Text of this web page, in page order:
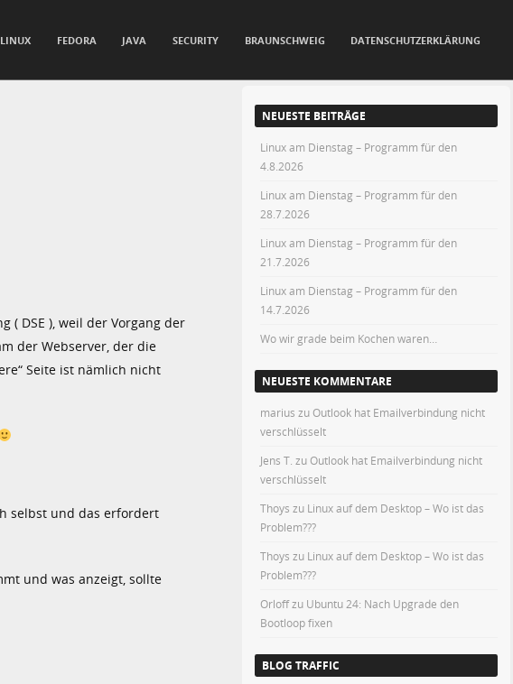
LINUX FEDORA JAVA SECURITY BRAUNSCHWEIG DATENSCHUTZERKLÄRUNG
( DSE ), weil der Vorgang der
der Webserver, der die
Seite ist nämlich nicht
selbst und das erfordert
und was anzeigt, sollte
NEUESTE BEITRÄGE
Linux am Dienstag – Programm für den
4.8.2026
Linux am Dienstag – Programm für den
28.7.2026
Linux am Dienstag – Programm für den
21.7.2026
Linux am Dienstag – Programm für den
14.7.2026
Wo wir grade beim Kochen waren…
NEUESTE KOMMENTARE
marius zuOutlook hat Emailverbindung nicht
verschlüsselt
Jens T. zuOutlook hat Emailverbindung nicht
verschlüsselt
Thoys zu Linux auf dem Desktop – Wo ist das
Problem???
Thoys zu Linux auf dem Desktop – Wo ist das
Problem???
Orloffzu Ubuntu 24: Nach Upgrade den
Bootloop fixen
BLOG TRAFFIC